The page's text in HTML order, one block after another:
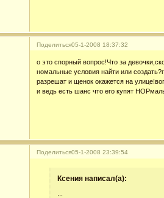
Поделиться05-1-2008 18:37:32
о это спорный вопрос!Что за
номальные условия найти или
разрешат и щенок окажется на
и ведь есть шанс что его купят
Поделиться05-1-2008 23:39:54
Ксения написал(а):